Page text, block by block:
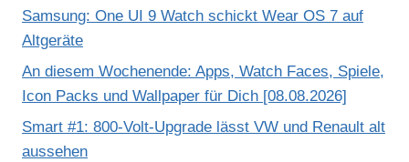
Samsung: One UI 9 Watch schickt Wear OS 7 auf
Altgeräte
An diesem Wochenende: Apps, Watch Faces, Spiele,
Icon Packs und Wallpaper für Dich [08.08.2026]
Smart #1: 800-Volt-Upgrade lässt VW und Renault alt
aussehen